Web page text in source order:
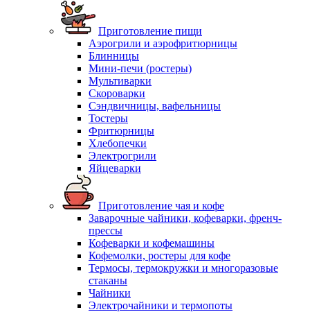
Приготовление пищи
Аэрогрили и аэрофритюрницы
Блинницы
Мини-печи (ростеры)
Мультиварки
Скороварки
Сэндвичницы, вафельницы
Тостеры
Фритюрницы
Хлебопечки
Электрогрили
Яйцеварки
Приготовление чая и кофе
Заварочные чайники, кофеварки, френч-
прессы
Кофеварки и кофемашины
Кофемолки, ростеры для кофе
Термосы, термокружки и многоразовые
стаканы
Чайники
Электрочайники и термопоты